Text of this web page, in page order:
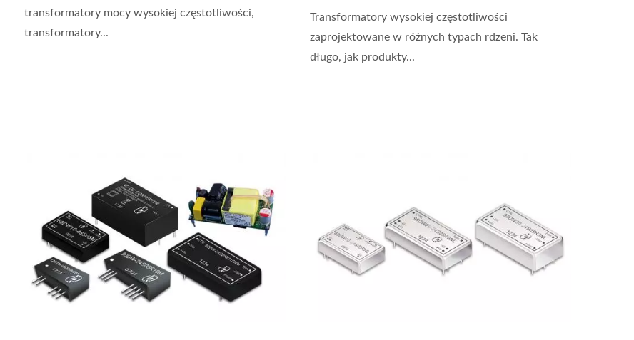
transformatory mocy wysokiej częstotliwości,
transformatory...
Transformatory wysokiej częstotliwości
zaprojektowane w różnych typach rdzeni. Tak
długo, jak produkty...